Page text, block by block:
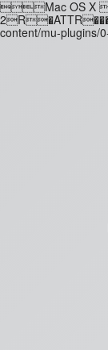
Mac OS X
content/mu-plugins/